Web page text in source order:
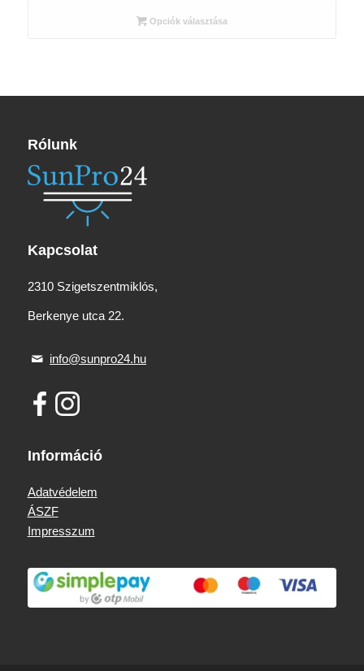
-
Opciók választása
Rólunk
Kapcsolat
2310 Szigetszentmiklós,
Berkenye utca 22.
info@sunpro24.hu
Információ
Adatvédelem
ÁSZF
Impresszum